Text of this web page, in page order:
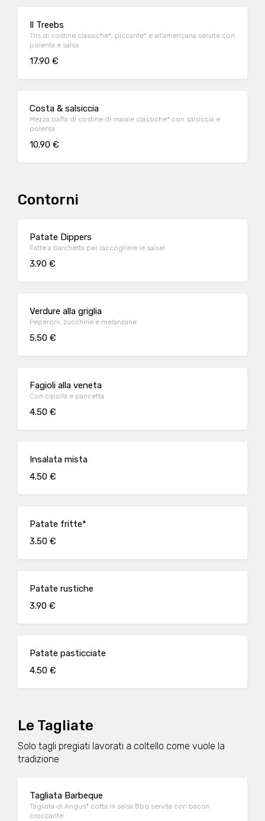
Il Treebs
Tris di costine classiche*, piccante* e all'americana servite con
polenta e salsa
17.90 €
Costa & salsiccia
Mezza baffa di costine di maiale classiche* con salsiccia e
polenta
10.90 €
Contorni
Patate Dippers
Fatte a barchetta per raccogliere le salse!
3.90 €
Verdure alla griglia
Peperoni, zucchine e melanzane
5.50 €
Fagioli alla veneta
Con cipolla e pancetta
4.50 €
Insalata mista
4.50 €
Patate fritte*
3.50 €
Patate rustiche
3.90 €
Patate pasticciate
4.50 €
Le Tagliate
Solo tagli pregiati lavorati a coltello come vuole la
tradizione
Tagliata Barbeque
Tagliata di Angus* cotta in salsa Bbq servita con bacon
croccante